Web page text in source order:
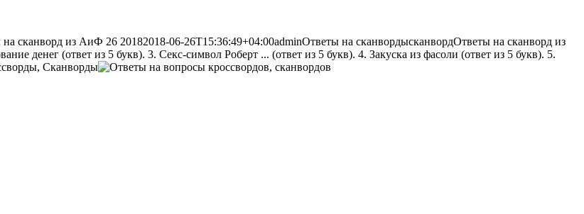
сканворд из АиФ 26 20182018-06-26T15:36:49+04:00adminОтветы на сканвордысканвордОтветы на сканворд из
денег (ответ из 5 букв). 3. Секс-символ Роберт ... (ответ из 5 букв). 4. Закуска из фасоли (ответ из 5 букв). 5.
Сканворды